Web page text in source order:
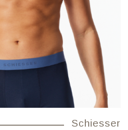
Schiesser